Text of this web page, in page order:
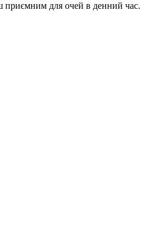
приємним для очей в денний час.